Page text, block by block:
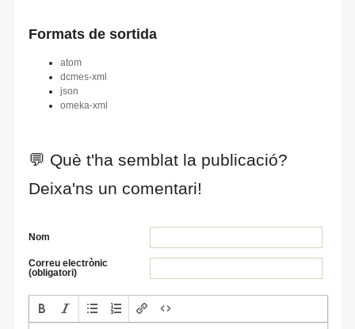
Formats de sortida
atom
dcmes-xml
json
omeka-xml
💬 Què t'ha semblat la publicació?
Deixa'ns un comentari!
Nom
Correu electrònic
(obligatori)